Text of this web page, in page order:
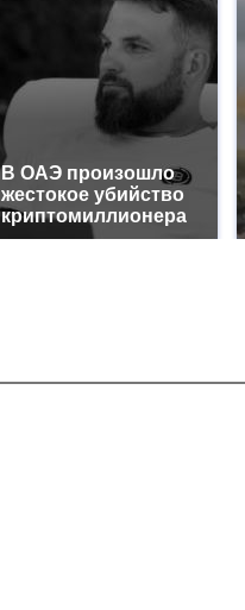
В ОАЭ произошло
жестокое убийство
криптомиллионера